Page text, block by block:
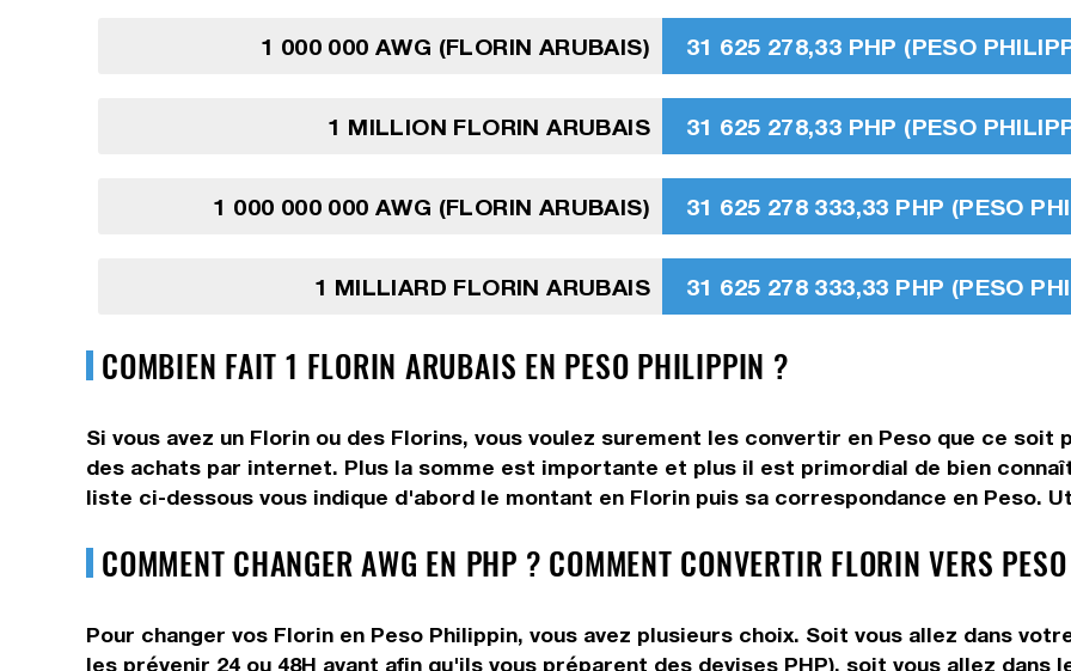
1 000 000 AWG (FLORIN ARUBAIS) 31 625 278,33 PHP (PESO
1 MILLION FLORIN ARUBAIS 31 625 278,33 PHP (PESO
1 000 000 000 AWG (FLORIN ARUBAIS) 31 625 278 333,33 PHP (PESO
1 MILLIARD FLORIN ARUBAIS 31 625 278 333,33 PHP (PESO
COMBIEN FAIT 1 FLORIN ARUBAIS EN PESO PHILIPPIN ?
Si vous avez un Florin ou des Florins, vous voulez surement les convertir en Peso que ce soit
des achats par internet. Plus la somme est importante et plus il est primordial de bien
liste ci-dessous vous indique d'abord le montant en Florin puis sa correspondance en Peso.
COMMENT CHANGER AWG EN PHP ? COMMENT CONVERTIR FLORIN VERS
Pour changer vos Florin en Peso Philippin, vous avez plusieurs choix. Soit vous allez dans
les prévenir 24 ou 48H avant afin qu'ils vous préparent des devises PHP), soit vous allez dans